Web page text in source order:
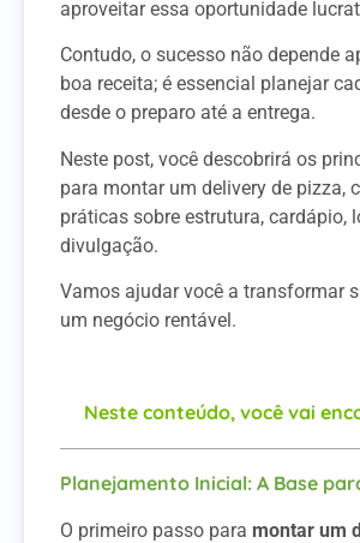
aproveitar essa oportunidade
Contudo, o sucesso não depende
boa receita; é essencial planejar
desde o preparo até a entrega.
Neste post, você descobrirá os
para montar um delivery de pizza,
práticas sobre estrutura, cardápio,
divulgação.
Vamos ajudar você a transformar
um negócio rentável.
Neste conteúdo, você vai
Planejamento Inicial: A Base
O primeiro passo para montar um